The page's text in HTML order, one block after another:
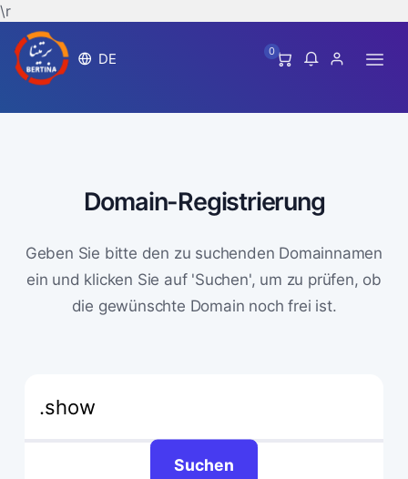
\r
DE 0
Domain-Registrierung
Geben Sie bitte den zu suchenden Domainnamen
ein und klicken Sie auf 'Suchen', um zu prüfen, ob
die gewünschte Domain noch frei ist.
Suchen